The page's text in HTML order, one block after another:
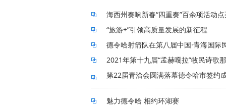
海西州奏响新春“四重奏”百余项活动
“旅游+”引领高质量发展的新征程
德令哈射箭队在第八届中国·青海国
2021年第十九届“孟赫嘎拉”牧民诗歌
第22届青洽会圆满落幕德令哈市签约
魅力德令哈 相约环湖赛